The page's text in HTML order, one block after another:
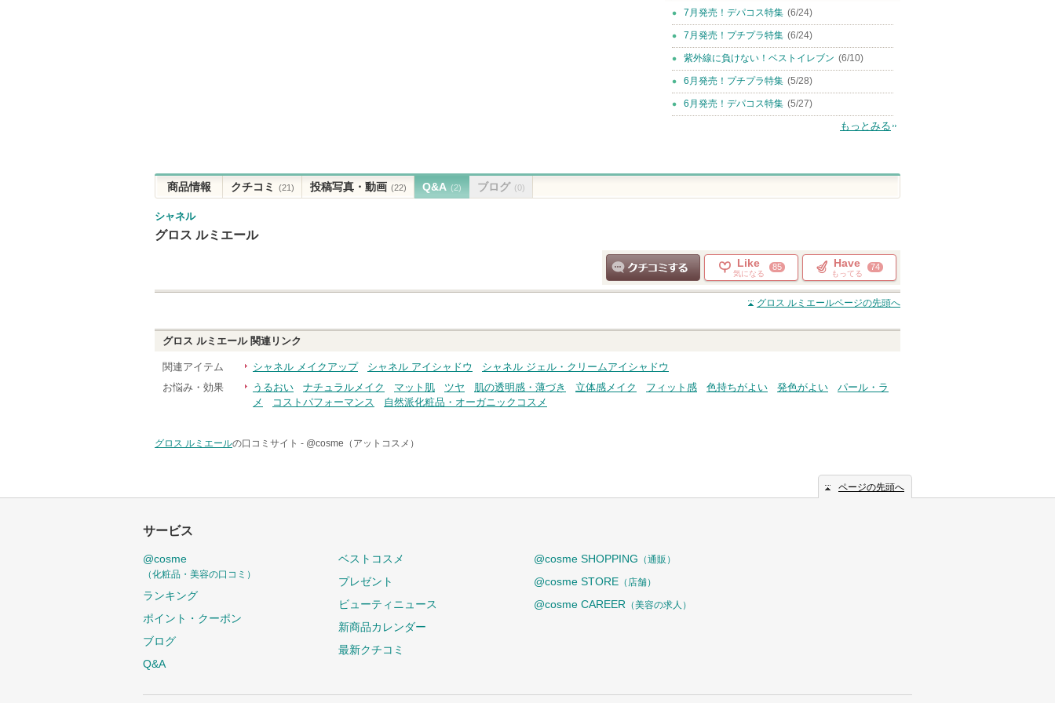
7月発売！デパコス特集 (6/24)
7月発売！プチプラ特集 (6/24)
紫外線に負けない！ベストイレブン (6/10)
6月発売！プチプラ特集 (5/28)
6月発売！デパコス特集 (5/27)
もっとみる
商品情報 クチコミ (21) 投稿写真・動画 (22) Q&A (2) ブログ (0)
シャネル
グロス ルミエール
クチコミする
Like
気になる
85 Have
もってる
74
グロス ルミエールページの先頭へ
グロス ルミエール関連リンク
関連アイテム シャネル メイクアップ シャネル アイシャドウ
シャネル ジェル・クリームアイシャドウ
お悩み・効果
うるおい ナチュラルメイク マット肌 ツヤ 肌の透明感・薄づき 立体感メイク フィット感 色持ちがよい 発色がよい
パール・ラ
メ
コストパフォーマンス 自然派化粧品・オーガニックコスメ
グロス ルミエールの口コミサイト - @cosme（アットコスメ）
ページの先頭へ
サービス
@cosme
（化粧品・美容の口コミ）
ランキング
ポイント・クーポン
ブログ
Q&A
ベストコスメ
プレゼント
ビューティニュース
新商品カレンダー
最新クチコミ
@cosme SHOPPING （通販）
@cosme STORE （店舗）
@cosme CAREER （美容の求人）